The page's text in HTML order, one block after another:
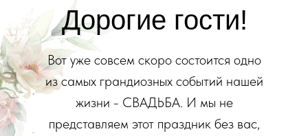
Вот уже совсем скоро состоится одно
из самых грандиозных событий нашей
жизни - СВАДЬБА. И мы не
представляем этот праздник без вас,
Дорогие гости!